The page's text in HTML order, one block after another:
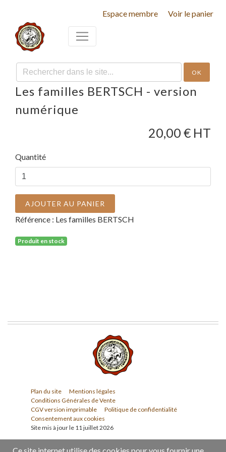
Espace membre Voir le panier
OK
Les familles BERTSCH - version
numérique
20,00 € HT
Quantité
AJOUTER AU PANIER
Référence : Les familles BERTSCH
Produit en stock
Plan du site
Mentions légales
Conditions Générales de Vente
CGV version imprimable
Politique de confidentialité
Consentement aux cookies
Site mis à jour le 11 juillet 2026